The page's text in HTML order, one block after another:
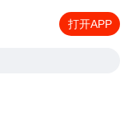
打开APP